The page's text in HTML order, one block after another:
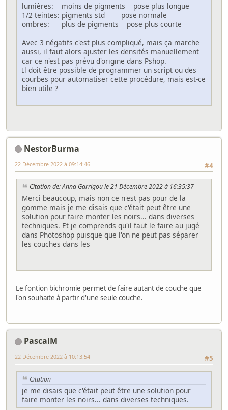
lumières: moins de pigments pose plus longue
1/2 teintes: pigments std pose normale
ombres: plus de pigments pose plus courte
Avec 3 négatifs c'est plus compliqué, mais ça marche
aussi, il faut alors ajuster les densités manuellement
car ce n'est pas prévu d'origine dans Pshop.
Il doit être possible de programmer un script ou des
courbes pour automatiser cette procédure, mais est-ce
bien utile ?
NestorBurma
#4
22 Décembre 2022 à 09:14:46
Citation de: Anna Garrigou le 21 Décembre 2022 à 16:35:37
Merci beaucoup, mais non ce n'est pas pour de la
gomme mais je me disais que c'était peut être une
solution pour faire monter les noirs... dans diverses
techniques. Et je comprends qu'il faut le faire au jugé
dans Photoshop puisque que l'on ne peut pas séparer
les couches dans les
Le fontion bichromie permet de faire autant de couche que
l'on souhaite à partir d'une seule couche.
PascalM
#5
22 Décembre 2022 à 10:13:54
Citation
je me disais que c'était peut être une solution pour
faire monter les noirs... dans diverses techniques.